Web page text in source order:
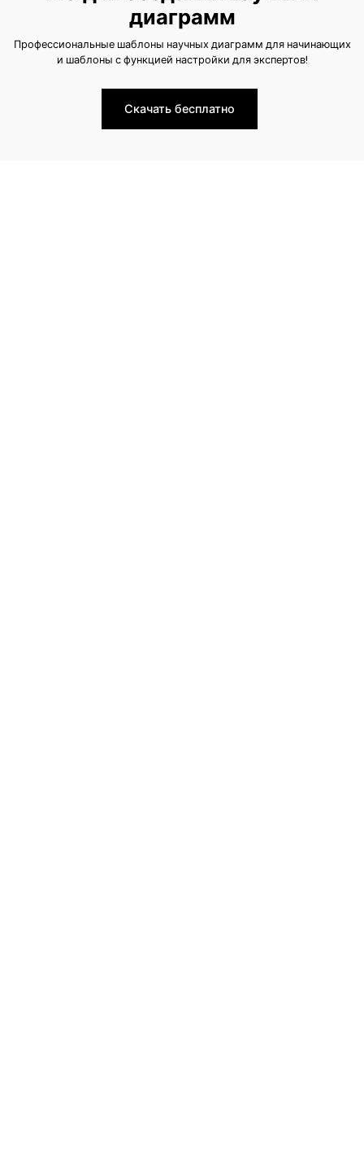
диаграмм
Профессиональные шаблоны научных диаграмм для начинающих
и шаблоны с функцией настройки для экспертов!
Скачать бесплатно